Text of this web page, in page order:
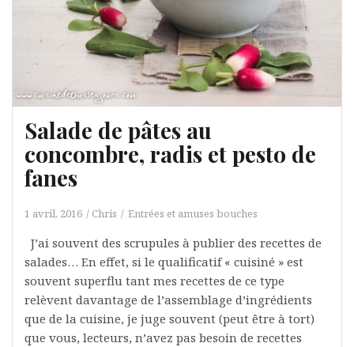
Salade de pâtes au
concombre, radis et pesto de
fanes
1 avril, 2016 Chris Entrées et amuses bouches
J’ai souvent des scrupules à publier des recettes de
salades… En effet, si le qualificatif « cuisiné » est
souvent superflu tant mes recettes de ce type
relèvent davantage de l’assemblage d’ingrédients
que de la cuisine, je juge souvent (peut être à tort)
que vous, lecteurs, n’avez pas besoin de recettes